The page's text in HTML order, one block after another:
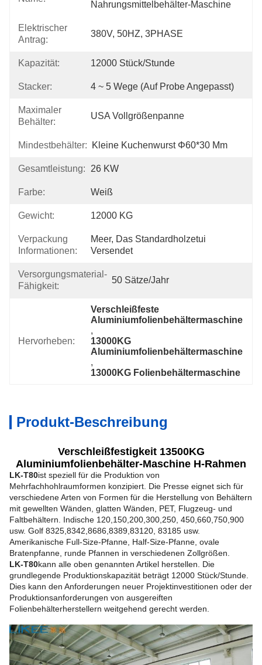
Nahrungsmittelbehälter-Maschine
Elektrischer
Antrag:
380V, 50HZ, 3PHASE
Kapazität: 12000 Stück/Stunde
Stacker: 4 ~ 5 Wege (auf Probe Angepasst)
Maximaler
Behälter:
USA Vollgrößenpanne
Mindestbehälter: Kleine Kuchenwurst Φ60*30 Mm
Gesamtleistung: 26 KW
Farbe: Weiß
Gewicht: 12000 KG
Verpackung
Informationen:
Meer, Das Standardholzetui
Versendet
Versorgungsmaterial-
Fähigkeit:
50 Sätze/Jahr
Hervorheben:
Verschleißfeste
Aluminiumfolienbehältermaschine
,
13000KG
Aluminiumfolienbehältermaschine
,
13000KG Folienbehältermaschine
Produkt-Beschreibung
Verschleißfestigkeit 13500KG
Aluminiumfolienbehälter-Maschine H-Rahmen
LK-T80ist speziell für die Produktion von
Mehrfachhohlraumformen konzipiert. Die Presse eignet sich für
verschiedene Arten von Formen für die Herstellung von Behältern
mit gewellten Wänden, glatten Wänden, PET, Flugzeug- und
Faltbehältern. Indische 120,150,200,300,250, 450,660,750,900
usw. Golf 8325,8342,8686,8389,83120, 83185 usw.
Amerikanische Full-Size-Pfanne, Half-Size-Pfanne, ovale
Bratenpfanne, runde Pfannen in verschiedenen Zollgrößen.
LK-T80kann alle oben genannten Artikel herstellen. Die
grundlegende Produktionskapazität beträgt 12000 Stück/Stunde.
Dies kann den Anforderungen neuer Projektinvestitionen oder der
Produktionsanforderungen von ausgereiften
Folienbehälterherstellern weitgehend gerecht werden.